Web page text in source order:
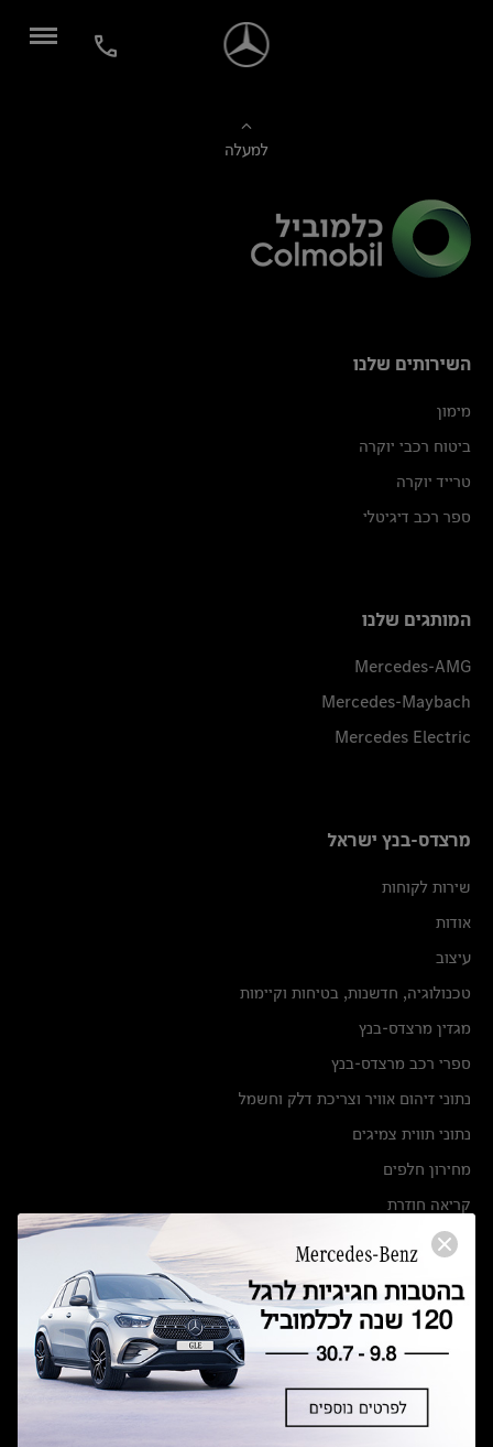
למעלה
השירותים שלנו
מימון
ביטוח רכבי יוקרה
טרייד יוקרה
ספר רכב דיגיטלי
המותגים שלנו
Mercedes-AMG
Mercedes-Maybach
Mercedes Electric
מרצדס-בנץ ישראל
שירות לקוחות
אודות
עיצוב
טכנולוגיה, חדשנות, בטיחות וקיימות
מגזין מרצדס-בנץ
ספרי רכב מרצדס-בנץ
נתוני זיהום אוויר וצריכת דלק וחשמל
נתוני תווית צמיגים
מחירון חלפים
קריאה חוזרת
הודעה על הטבות לרכבי מרצדס בהסדר פשרה בתצ 56447-02-19
תקנון ימי מכירות 120 לכלמוביל
מצאו אותנו